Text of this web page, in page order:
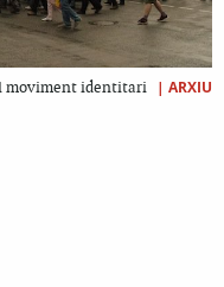
moviment identitari | ARXIU